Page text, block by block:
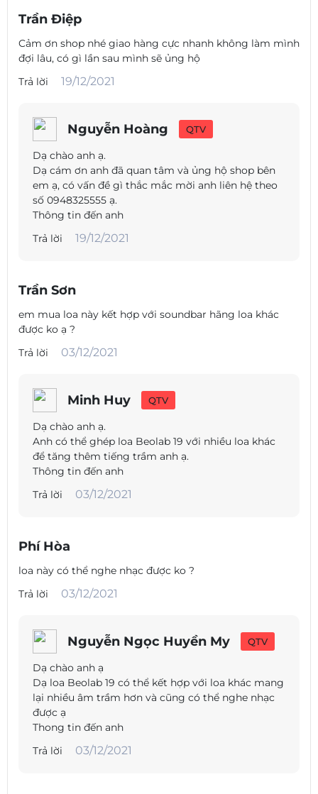
Trần Điệp
Cảm ơn shop nhé giao hàng cực nhanh không làm mình
đợi lâu, có gì lần sau mình sẽ ủng hộ
Trả lời
19/12/2021
Nguyễn Hoàng QTV
Dạ chào anh ạ.
Dạ cám ơn anh đã quan tâm và ủng hộ shop bên
em ạ, có vấn đề gì thắc mắc mời anh liên hệ theo
số 0948325555 ạ.
Thông tin đến anh
Trả lời
19/12/2021
Trần Sơn
em mua loa này kết hợp với soundbar hãng loa khác
được ko ạ ?
Trả lời
03/12/2021
Minh Huy QTV
Dạ chào anh ạ.
Anh có thể ghép loa Beolab 19 với nhiều loa khác
để tăng thêm tiếng trầm anh ạ.
Thông tin đến anh
Trả lời
03/12/2021
Phí Hòa
loa này có thể nghe nhạc được ko ?
Trả lời
03/12/2021
Nguyễn Ngọc Huyền My QTV
Dạ chào anh ạ
Dạ loa Beolab 19 có thể kết hợp với loa khác mang
lại nhiều âm trầm hơn và cũng có thể nghe nhạc
được ạ
Thong tin đến anh
Trả lời
03/12/2021